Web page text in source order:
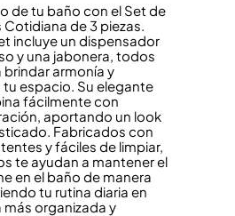
de tu baño con el Set de
de 3 piezas.
incluye un dispensador
y una jabonera, todos
armonía y
espacio. Su elegante
fácilmente con
aportando un look
Fabricados con
y fáciles de limpiar,
te ayudan a mantener el
en el baño de manera
tu rutina diaria en
más organizada y